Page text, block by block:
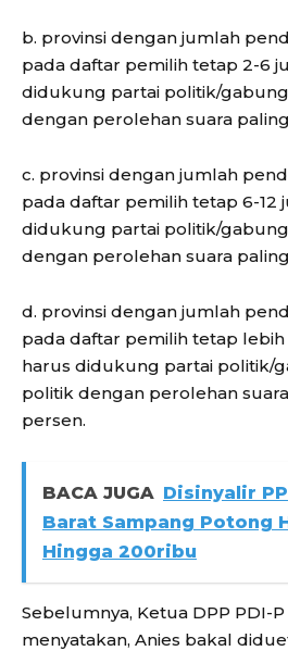
b. provinsi dengan jumlah
pada daftar pemilih tetap 2-6
didukung partai politik/
dengan perolehan suara
c. provinsi dengan jumlah
pada daftar pemilih tetap 6-12
didukung partai politik/
dengan perolehan suara
d. provinsi dengan jumlah
pada daftar pemilih tetap lebih
harus didukung partai politik/
politik dengan perolehan
persen.
BACA JUGA Disinyalir
Barat Sampang Potong
Hingga 200ribu
Sebelumnya, Ketua DPP PDI-
menyatakan, Anies bakal